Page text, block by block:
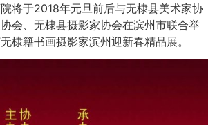
将于2018年元旦前后与无棣县美术家协
会、无棣县摄影家协会在滨州市联合举
棣籍书画摄影家滨州迎新春精品展。